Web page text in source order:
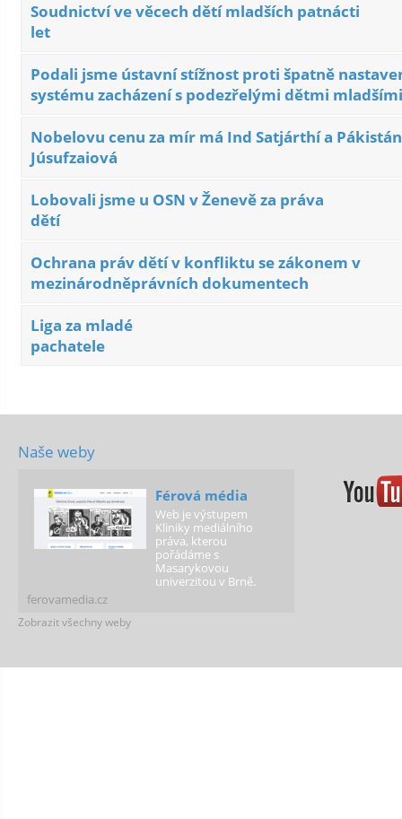
Soudnictví ve věcech dětí mladších patnácti
let
Podali jsme ústavní stížnost proti špatně
systému zacházení s podezřelými dětmi
Nobelovu cenu za mír má Ind Satjárthí a
Júsufzaiová
Lobovali jsme u OSN v Ženevě za práva
dětí
Ochrana práv dětí v konfliktu se zákonem v
mezinárodněprávních dokumentech
Liga za mladé
pachatele
Naše weby
Férová média
Web je výstupem
Kliniky mediálního
práva, kterou
pořádáme s
Masarykovou
univerzitou v Brně.
ferovamedia.cz
Zobrazit všechny weby